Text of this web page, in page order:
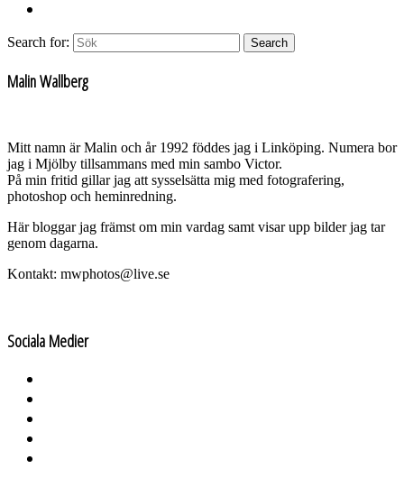
Search for: Search
Malin Wallberg
Mitt namn är Malin och år 1992 föddes jag i Linköping. Numera bor
jag i Mjölby tillsammans med min sambo Victor.
På min fritid gillar jag att sysselsätta mig med fotografering,
photoshop och heminredning.
Här bloggar jag främst om min vardag samt visar upp bilder jag tar
genom dagarna.
Kontakt: mwphotos@live.se
Sociala Medier